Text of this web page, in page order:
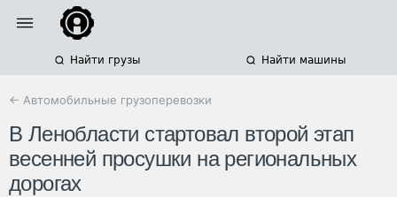
Найти грузы Найти машины
← Автомобильные грузоперевозки
В Ленобласти стартовал второй этап
весенней просушки на региональных
дорогах